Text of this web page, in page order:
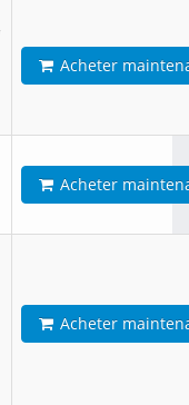
Acheter
Acheter
Acheter